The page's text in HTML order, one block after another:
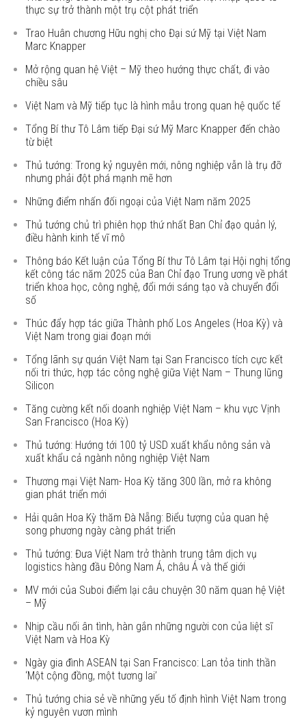
thực sự trở thành một trụ cột phát triển
Trao Huân chương Hữu nghị cho Đại sứ Mỹ tại Việt Nam
Marc Knapper
Mở rộng quan hệ Việt – Mỹ theo hướng thực chất, đi vào
chiều sâu
Việt Nam và Mỹ tiếp tục là hình mẫu trong quan hệ quốc tế
Tổng Bí thư Tô Lâm tiếp Đại sứ Mỹ Marc Knapper đến chào
từ biệt
Thủ tướng: Trong kỷ nguyên mới, nông nghiệp vẫn là trụ đỡ
nhưng phải đột phá mạnh mẽ hơn
Những điểm nhấn đối ngoại của Việt Nam năm 2025
Thủ tướng chủ trì phiên họp thứ nhất Ban Chỉ đạo quản lý,
điều hành kinh tế vĩ mô
Thông báo Kết luận của Tổng Bí thư Tô Lâm tại Hội nghị tổng
kết công tác năm 2025 của Ban Chỉ đạo Trung ương về phát
triển khoa học, công nghệ, đổi mới sáng tạo và chuyển đổi
số
Thúc đẩy hợp tác giữa Thành phố Los Angeles (Hoa Kỳ) và
Việt Nam trong giai đoạn mới
Tổng lãnh sự quán Việt Nam tại San Francisco tích cực kết
nối tri thức, hợp tác công nghệ giữa Việt Nam – Thung lũng
Silicon
Tăng cường kết nối doanh nghiệp Việt Nam – khu vực Vịnh
San Francisco (Hoa Kỳ)
Thủ tướng: Hướng tới 100 tỷ USD xuất khẩu nông sản và
xuất khẩu cả ngành nông nghiệp Việt Nam
Thương mại Việt Nam- Hoa Kỳ tăng 300 lần, mở ra không
gian phát triển mới
Hải quân Hoa Kỳ thăm Đà Nẵng: Biểu tượng của quan hệ
song phương ngày càng phát triển
Thủ tướng: Đưa Việt Nam trở thành trung tâm dịch vụ
logistics hàng đầu Đông Nam Á, châu Á và thế giới
MV mới của Suboi điểm lại câu chuyện 30 năm quan hệ Việt
– Mỹ
Nhịp cầu nối ân tình, hàn gắn những người con của liệt sĩ
Việt Nam và Hoa Kỳ
Ngày gia đình ASEAN tại San Francisco: Lan tỏa tinh thần
‘Một cộng đồng, một tương lai’
Thủ tướng chia sẻ về những yếu tố định hình Việt Nam trong
kỷ nguyên vươn mình